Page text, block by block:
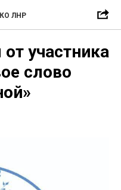
ЛНР
участника
слово